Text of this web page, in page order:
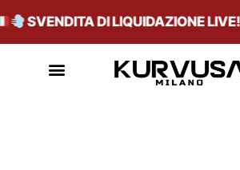
SVENDITA DI LIQUIDAZIONE LIVE!